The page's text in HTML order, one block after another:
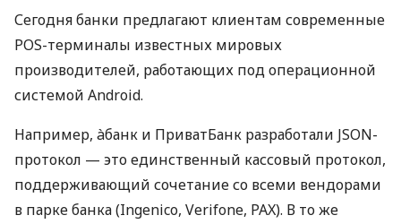
Сегодня банки предлагают клиентам современные
POS-терминалы известных мировых
производителей, работающих под операционной
системой Android.
Например, àбанк и ПриватБанк разработали JSON-
протокол — это единственный кассовый протокол,
поддерживающий сочетание со всеми вендорами
в парке банка (Ingenico, Verifone, PAX). В то же